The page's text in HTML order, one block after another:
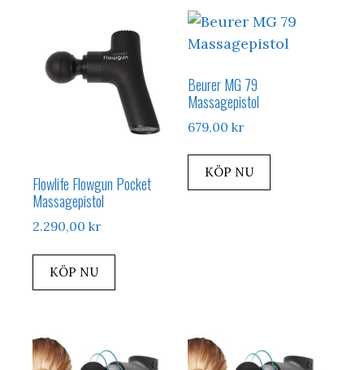
Flowlife Flowgun Pocket
Massagepistol
2.290,00 kr
KÖP NU
Beurer MG 79
Massagepistol
679,00kr
KÖP NU